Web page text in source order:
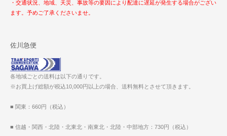
・交通状況、地域、天災、事故等の要因により配達に遅延が発生する場合がござい
ます。予めご了承くださいませ。
佐川急便
各地域ごとの送料は以下の通りです。
※お買上げ総額が税込10,000円以上の場合、送料無料とさせて頂きます。
■ 関東：660円（税込）
■ 信越・関西・北陸・北東北・南東北・北陸・中部地方：730円（税込）